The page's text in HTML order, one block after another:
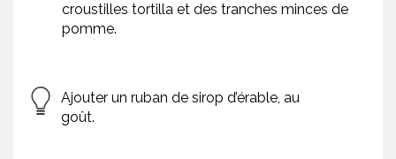
croustilles tortilla et des tranches minces de
pomme.
Ajouter un ruban de sirop d’érable, au
goût.